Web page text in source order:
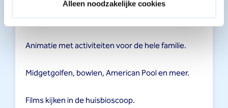
Alleen noodzakelijke cookies
Animatie met activiteiten voor de hele familie.
Midgetgolfen, bowlen, American Pool en meer.
Films kijken in de huisbioscoop.